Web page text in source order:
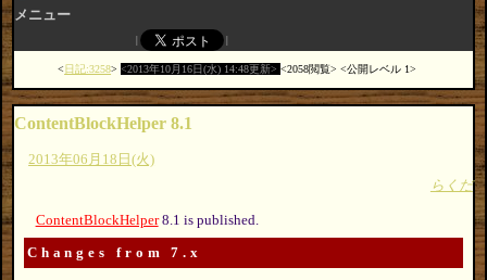
メニュー
日記:3258 2013年10月16日(水) 14:48更新 2058閲覧 公開レベル 1
ContentBlockHelper 8.1
2013年06月18日(火)
らくだ
ContentBlockHelper8.1 is published.
Changes from 7.x